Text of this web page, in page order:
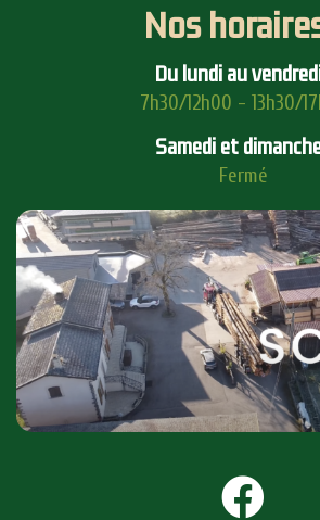
Nos
Du lundi au
7h30/12h00 - 13h30/
Samedi et
Fermé